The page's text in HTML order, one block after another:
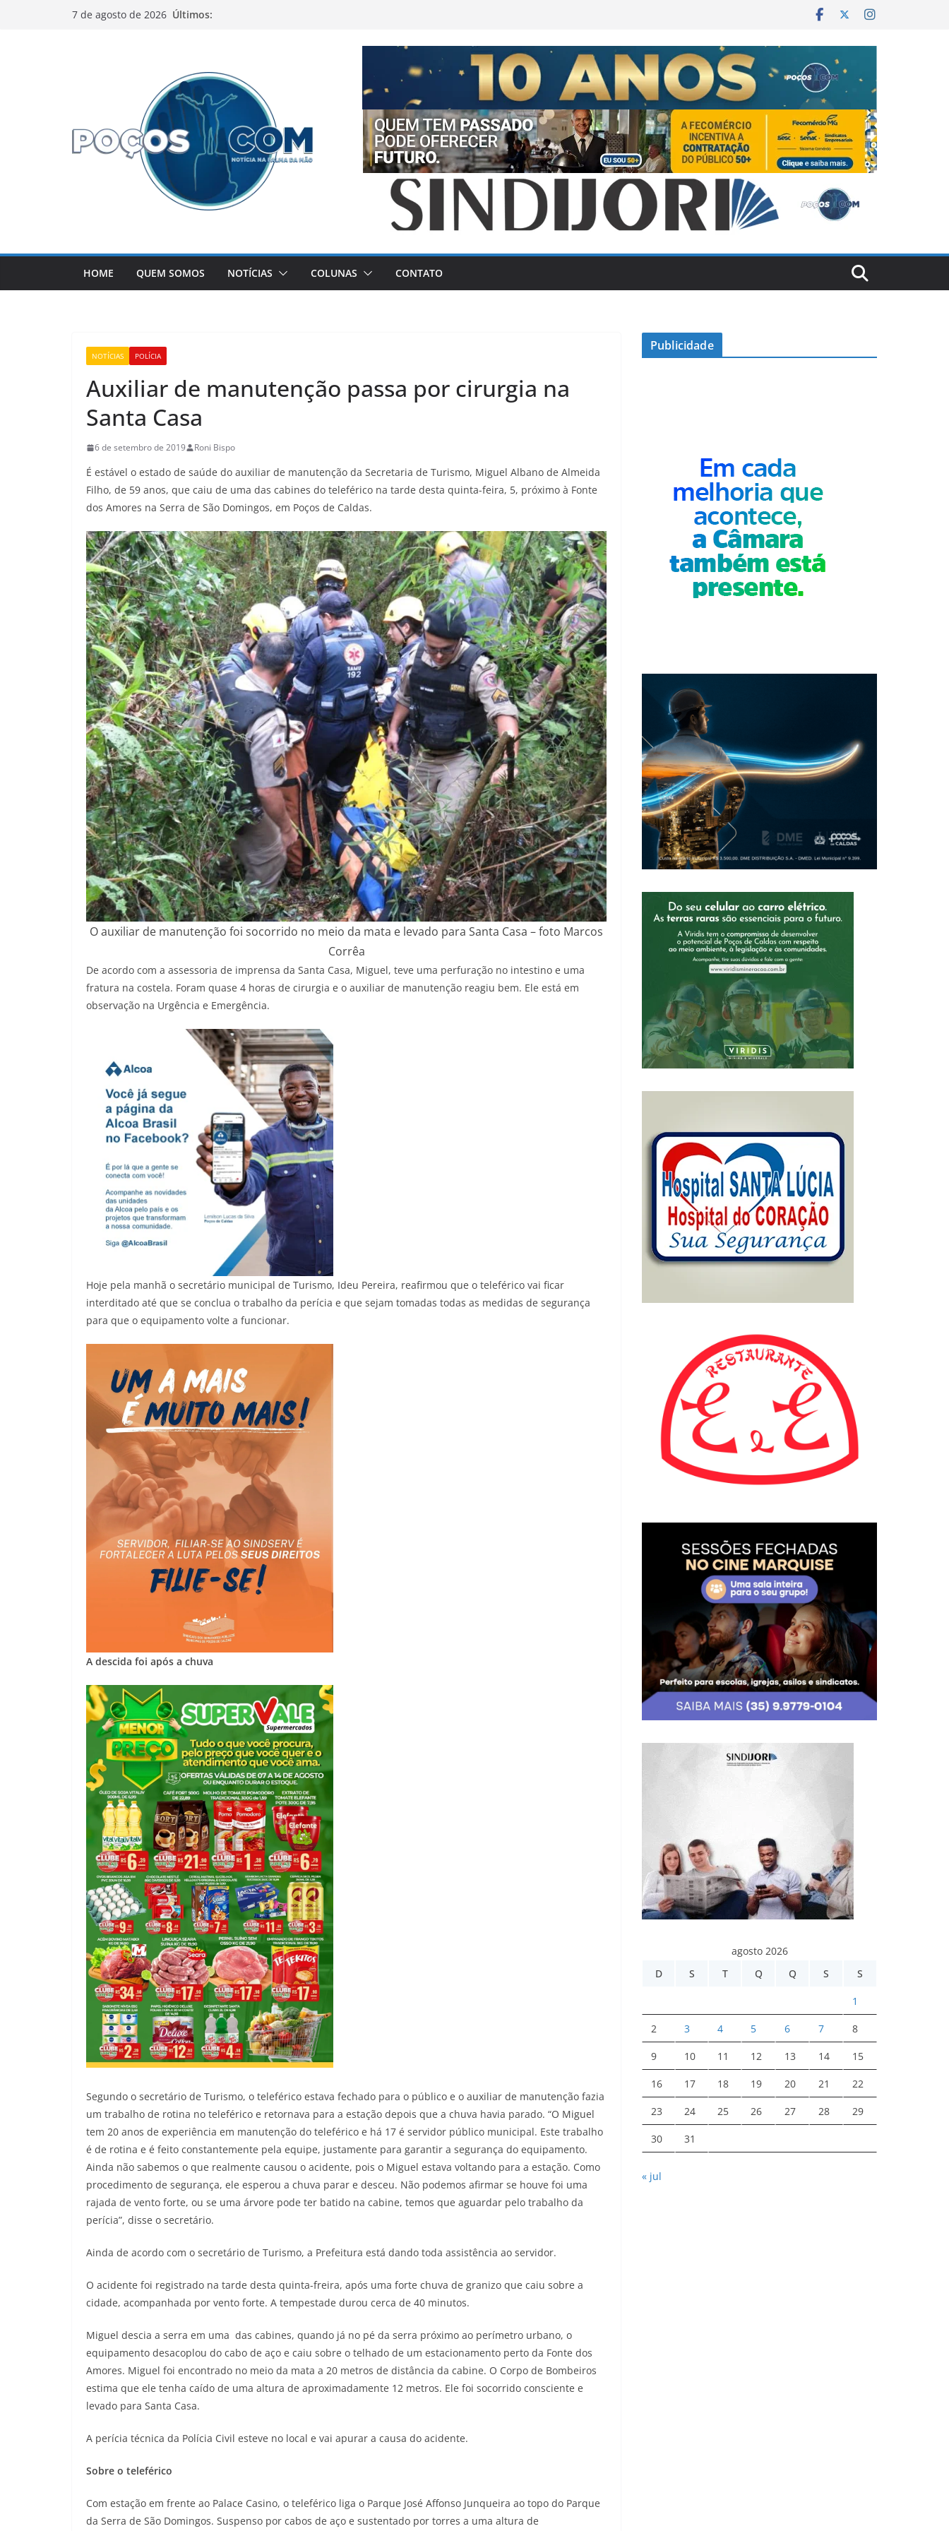
7 de agosto de 2026 Últimos:
HOME QUEM SOMOS NOTÍCIAS COLUNAS CONTATO
NOTÍCIAS POLÍCIA
Auxiliar de manutenção passa por cirurgia na
Santa Casa
6 de setembro de 2019 Roni Bispo
É estável o estado de saúde do auxiliar de manutenção da Secretaria de Turismo, Miguel Albano de Almeida
Filho, de 59 anos, que caiu de uma das cabines do teleférico na tarde desta quinta-feira, 5, próximo à Fonte
dos Amores na Serra de São Domingos, em Poços de Caldas.
O auxiliar de manutenção foi socorrido no meio da mata e levado para Santa Casa – foto Marcos
Corrêa
De acordo com a assessoria de imprensa da Santa Casa, Miguel, teve uma perfuração no intestino e uma
fratura na costela. Foram quase 4 horas de cirurgia e o auxiliar de manutenção reagiu bem. Ele está em
observação na Urgência e Emergência.
Hoje pela manhã o secretário municipal de Turismo, Ideu Pereira, reafirmou que o teleférico vai ficar
interditado até que se conclua o trabalho da perícia e que sejam tomadas todas as medidas de segurança
para que o equipamento volte a funcionar.
A descida foi após a chuva
Segundo o secretário de Turismo, o teleférico estava fechado para o público e o auxiliar de manutenção fazia
um trabalho de rotina no teleférico e retornava para a estação depois que a chuva havia parado. “O Miguel
tem 20 anos de experiência em manutenção do teleférico e há 17 é servidor público municipal. Este trabalho
é de rotina e é feito constantemente pela equipe, justamente para garantir a segurança do equipamento.
Ainda não sabemos o que realmente causou o acidente, pois o Miguel estava voltando para a estação. Como
procedimento de segurança, ele esperou a chuva parar e desceu. Não podemos afirmar se houve foi uma
rajada de vento forte, ou se uma árvore pode ter batido na cabine, temos que aguardar pelo trabalho da
perícia”, disse o secretário.
Ainda de acordo com o secretário de Turismo, a Prefeitura está dando toda assistência ao servidor.
O acidente foi registrado na tarde desta quinta-freira, após uma forte chuva de granizo que caiu sobre a
cidade, acompanhada por vento forte. A tempestade durou cerca de 40 minutos.
Miguel descia a serra em uma das cabines, quando já no pé da serra próximo ao perímetro urbano, o
equipamento desacoplou do cabo de aço e caiu sobre o telhado de um estacionamento perto da Fonte dos
Amores. Miguel foi encontrado no meio da mata a 20 metros de distância da cabine. O Corpo de Bombeiros
estima que ele tenha caído de uma altura de aproximadamente 12 metros. Ele foi socorrido consciente e
levado para Santa Casa.
A perícia técnica da Polícia Civil esteve no local e vai apurar a causa do acidente.
Sobre o teleférico
Com estação em frente ao Palace Casino, o teleférico liga o Parque José Affonso Junqueira ao topo do Parque
da Serra de São Domingos. Suspenso por cabos de aço e sustentado por torres a uma altura de
Publicidade
agosto 2026
D
S T Q Q S S
1
2 3 4 5 6 7 8
9 10 11 12 13 14 15
16 17 18 19 20 21 22
23 24 25 26 27 28 29
30 31
« jul